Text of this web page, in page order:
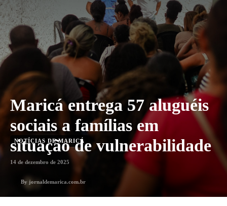
Maricá entrega 57 aluguéis
sociais a famílias em
situação de vulnerabilidade
NOTÍCIAS DE MARICÁ
14 de dezembro de 2025
By jornaldemarica.com.br